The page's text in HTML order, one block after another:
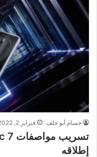
حسام أبو خلف فبراير 2, 2022
إطلاقه